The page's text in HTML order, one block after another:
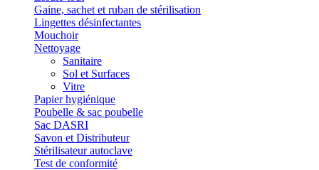
Gaine, sachet et ruban de stérilisation
Lingettes désinfectantes
Mouchoir
Nettoyage
Sanitaire
Sol et Surfaces
Vitre
Papier hygiénique
Poubelle & sac poubelle
Sac DASRI
Savon et Distributeur
Stérilisateur autoclave
Test de conformité